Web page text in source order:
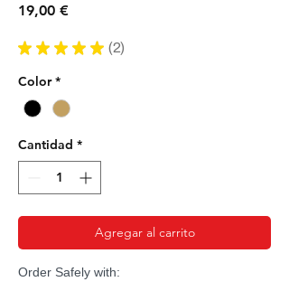
19,00 €Precio
★ ★ ★ ★ ★ 2
2
Color *
Cantidad *
Agregar al carrito
Order Safely with: